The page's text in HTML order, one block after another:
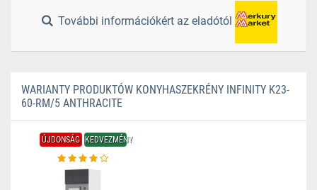
További információkért az eladótól
WARIANTY PRODUKTÓW KONYHASZEKRÉNY INFINITY K23-
60-RM/5 ANTHRACITE
ÚJDONSÁG KEDVEZMÉNY